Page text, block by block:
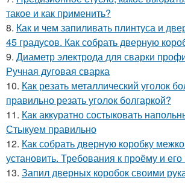
такое и как применить?
8. Как и чем запиливать плинтуса и
45 градусов. Как собрать дверную
9. Диаметр электрода для сварки
Ручная дуговая сварка
10. Как резать металлический уголок
правильно резать уголок болгаркой?
11. Как аккуратно состыковать
Стыкуем правильно
12. Как собрать дверную коробку
установить. Требования к проёму и его
13. Запил дверных коробок своими